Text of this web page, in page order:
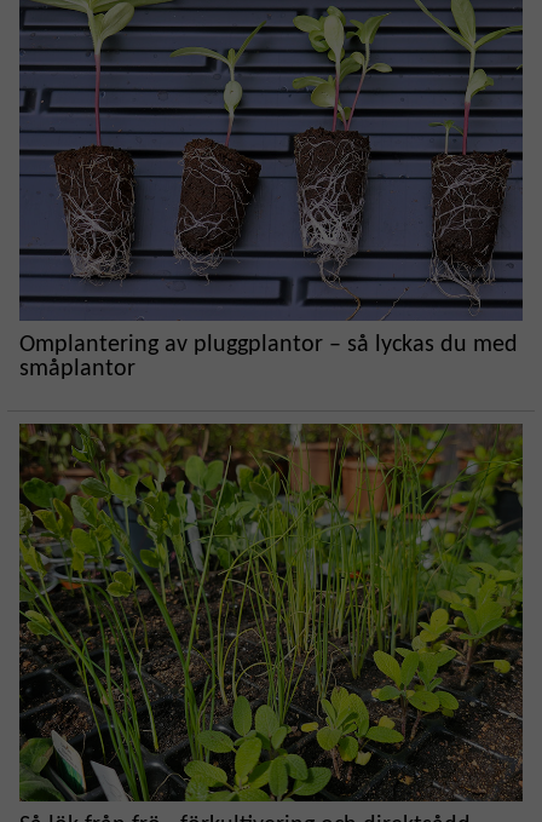
Omplantering av pluggplantor – så lyckas du med
småplantor